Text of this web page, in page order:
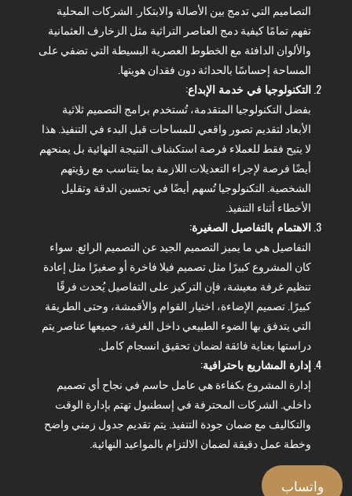
التصاميم التي تدمج بين الأصالة والابتكار. الشركات المحلية
تفهم تمامًا كيفية دمج العناصر التراثية مثل الزخارف العثمانية
والألوان الدافئة مع الخطوط العصرية البسيطة التي تضفي على
المساحة إحساسًا بالحداثة دون فقدان هويتها.
التكنولوجيا في خدمة الإبداع:
بفضل التكنولوجيا المتقدمة، تُستخدم برامج التصميم ثلاثية
الأبعاد لتقديم تصور واقعي للمساحات قبل البدء في التنفيذ. هذا
لا يتيح فقط للعملاء فرصة استكشاف النتيجة النهائية بل يمنحهم
أيضًا فرصة لإجراء التعديلات اللازمة بما يتناسب مع رؤيتهم
الشخصية. التكنولوجيا تُسهم أيضًا في تحسين الدقة وتقليل
الأخطاء أثناء التنفيذ.
الاهتمام بالتفاصيل الصغيرة:
التفاصيل هي ما يميز التصميم الجيد عن التصميم الرائع. سواء
كان المشروع كبيرًا مثل تصميم فيلا فاخرة أو صغيرًا مثل إعادة
تنظيم غرفة معيشة، فإن التركيز على التفاصيل يُحدث فرقًا
كبيرًا. تصميم الإضاءة، اختيار القوام والأقمشة، وحتى الطريقة
التي يتدفق بها الضوء الطبيعي داخل الغرفة، جميعها عناصر يتم
دراستها بعناية فائقة لضمان تحقيق انسجام كامل.
إدارة المشاريع باحترافية:
إدارة المشروع بكفاءة هي عامل حاسم في نجاح أي تصميم
داخلي. الشركات المحترفة في إسطنبول تهتم بإدارة الوقت
والتكاليف مع ضمان جودة التنفيذ. يتم تقديم جدول زمني واضح
وخطة عمل دقيقة لضمان الالتزام بالمواعيد النهائية.
واتساب